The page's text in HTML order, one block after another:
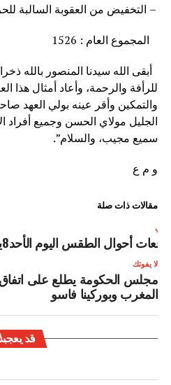
– التخفيض من العقوبة السالبة للحرية
المجموع العام : 1526
أبقى الله سيدنا المنصور بالله
للرأفة والرحمة، وأعاد أمثال هذا
والتمكين وأقر عينه بولي العهد
الجليل مولاي الحسن وجميع أفراد
سميع مجيب، والسلام”.
و م ع
مقالات ذات صلة
أحوال الطقس اليوم الأحد8يونيو
لا يفوتك
مجلس الحكومة يطلع على
المغرب وبوركينا فاسو
قد